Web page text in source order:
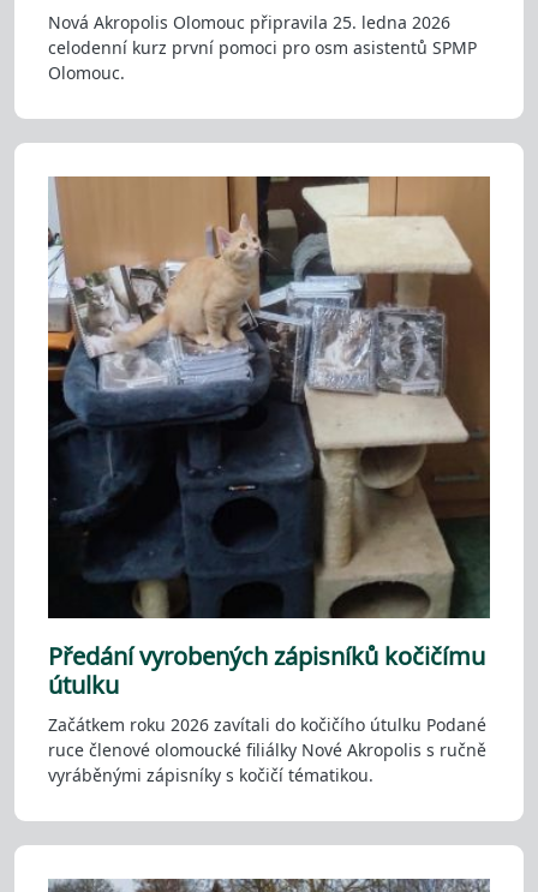
Nová Akropolis Olomouc připravila 25. ledna 2026
celodenní kurz první pomoci pro osm asistentů SPMP
Olomouc.
Předání vyrobených zápisníků kočičímu
útulku
Začátkem roku 2026 zavítali do kočičího útulku Podané
ruce členové olomoucké filiálky Nové Akropolis s ručně
vyráběnými zápisníky s kočičí tématikou.